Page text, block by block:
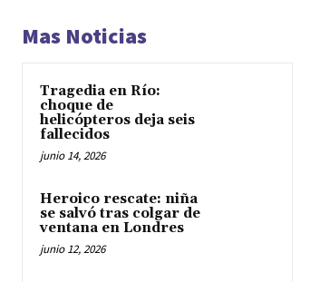
Mas Noticias
Tragedia en Río:
choque de
helicópteros deja seis
fallecidos
junio 14, 2026
Heroico rescate: niña
se salvó tras colgar de
ventana en Londres
junio 12, 2026